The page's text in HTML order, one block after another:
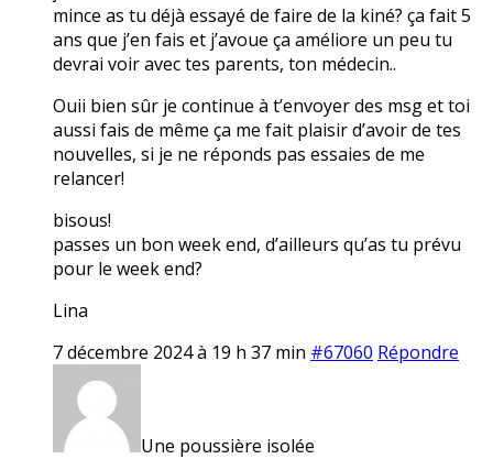
mince as tu déjà essayé de faire de la kiné? ça fait 5
ans que j’en fais et j’avoue ça améliore un peu tu
devrai voir avec tes parents, ton médecin..
Ouii bien sûr je continue à t’envoyer des msg et toi
aussi fais de même ça me fait plaisir d’avoir de tes
nouvelles, si je ne réponds pas essaies de me
relancer!
bisous!
passes un bon week end, d’ailleurs qu’as tu prévu
pour le week end?
Lina
7 décembre 2024 à 19 h 37 min #67060 Répondre
Une poussière isolée